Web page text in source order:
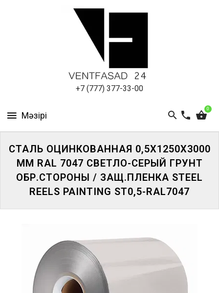
+7 (777) 377-33-00
0
ПАНЕЛИ
ПРОЕКТИРОВАНИЕ
ҰМЫТТЫҢЫЗ
СТАЛЬ ОЦИНКОВАННАЯ 0,5Х1250Х3000
ММ RAL 7047 СВЕТЛО-СЕРЫЙ ГРУНТ
ОБР.СТОРОНЫ / ЗАЩ.ПЛЕНКА STEEL
REELS PAINTING ST0,5-RAL7047